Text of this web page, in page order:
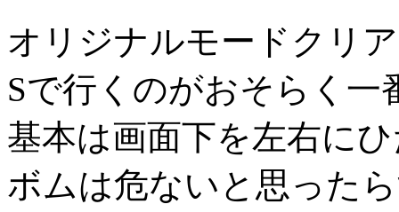
オリジナルモードクリ
Sで行くのがおそらく一
基本は画面下を左右に
ボムは危ないと思った